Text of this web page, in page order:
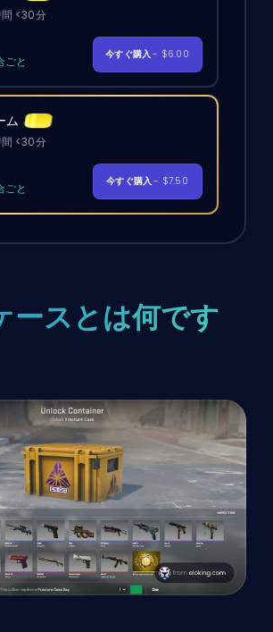
<30分
ごと
今すぐ購入- $6.00
ム
<30分
ごと
今すぐ購入- $7.50
ースとは何です